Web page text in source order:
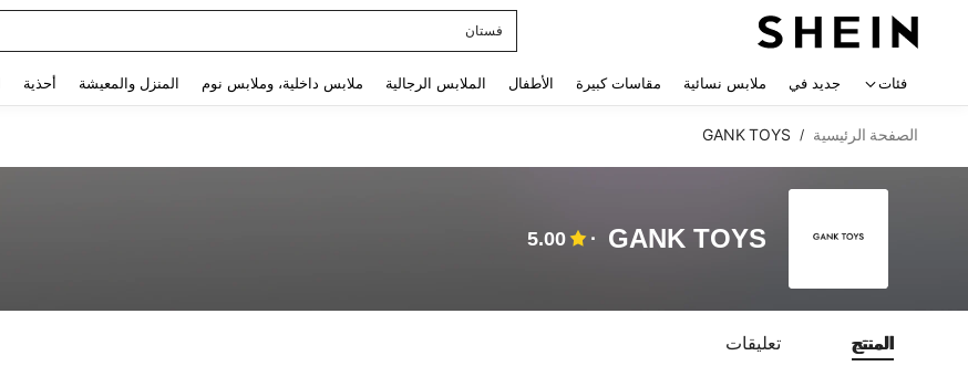
فستان
فئات جديد في ملابس نسائية مقاسات كبيرة الأطفال الملابس الرجالية ملابس داخلية، وملابس نوم المنزل والمعيشة أحذية
الصفحة الرئيسية /
GANK TOYS
GANK TOYS
5.00
المنتج تعليقات